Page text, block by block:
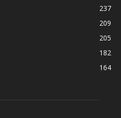
237
209
205
182
164